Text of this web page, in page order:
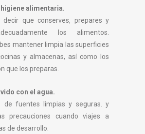
alimentaria.
decir que conserves, prepares y
los alimentos.
mantener limpia las superficies
y almacenas, así como los
que los preparas.
con el agua.
de fuentes limpias y seguras. y
precauciones cuando viajes a
de desarrollo.